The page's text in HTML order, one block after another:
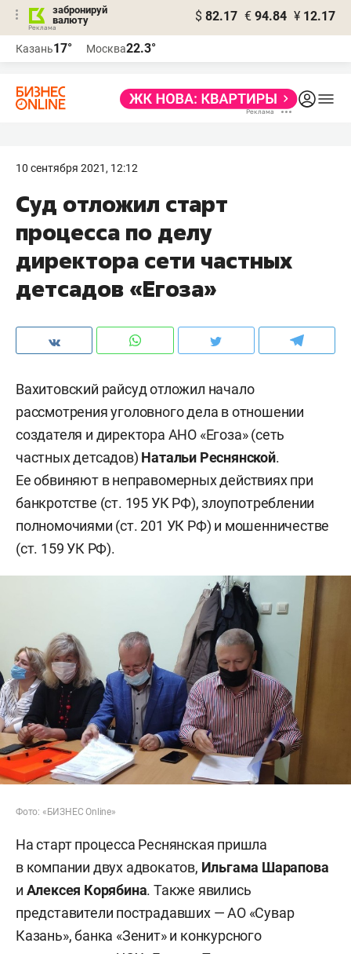
забронируй
валюту
$ 82.17 € 94.84 ¥ 12.17
Казань17° Москва22.3°
10 сентября 2021, 12:12
Суд отложил старт
процесса по делу
директора сети частных
детсадов «Егоза»
Вахитовский райсуд отложил начало
рассмотрения уголовного дела в отношении
создателя и директора АНО «Егоза» (сеть
частных детсадов) Натальи Реснянской.
Ее обвиняют в неправомерных действиях при
банкротстве (ст. 195 УК РФ), злоупотреблении
полномочиями (ст. 201 УК РФ) и мошенничестве
(ст. 159 УК РФ).
Фото: «БИЗНЕС Online»
На старт процесса Реснянская пришла
в компании двух адвокатов, Ильгама Шарапова
и Алексея Корябина. Также явились
представители пострадавших — АО «Сувар
Казань», банка «Зенит» и конкурсного